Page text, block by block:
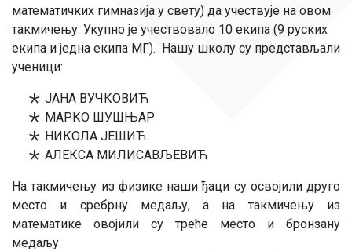
математичких гимназија у свету) да учествује на овом
такмичењу. Укупно је учествовало 10 екипа (9 руских
екипа и једна екипа МГ). Нашу школу су представљали
ученици:
ЈАНА ВУЧКОВИЋ
МАРКО ШУШЊАР
НИКОЛА ЈЕШИЋ
АЛЕКСА МИЛИСАВЉЕВИЋ
На такмичењу из физике наши ђаци су освојили друго
место и сребрну медаљу, а на такмичењу из
математике овојили су треће место и бронзану
медаљу.